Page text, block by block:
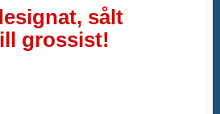
sålt
grossist!